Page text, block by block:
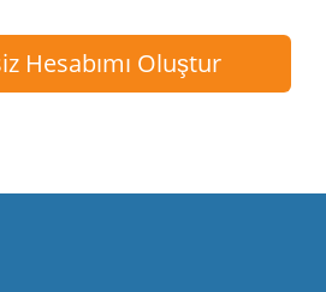
Hesabımı Oluştur